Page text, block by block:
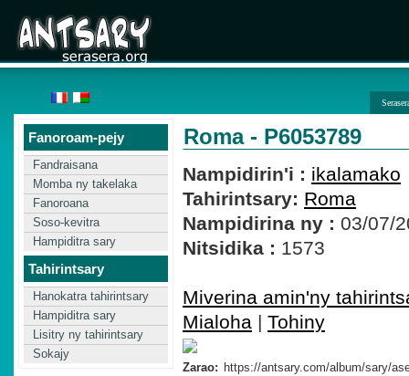
Fanoroam-pejy
Fandraisana
Momba ny takelaka
Fanoroana
Soso-kevitra
Hampiditra sary
Tahirintsary
Hanokatra tahirintsary
Hampiditra sary
Lisitry ny tahirintsary
Sokajy
Roma - P6053789
Nampidirin'i : ikalamako
Tahirintsary: Roma
Nampidirina ny : 03/07/
Nitsidika : 1573
Miverina amin'ny
Mialoha | Tohiny
Zarao: